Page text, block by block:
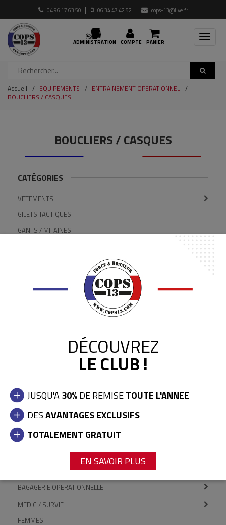
DÉCOUVREZ
LE CLUB !
JUSQU'A30%DE REMISETOUTE L'ANNEE
DESAVANTAGES EXCLUSIFS
TOTALEMENT GRATUIT
EN SAVOIR PLUS
04 96 17 63 50 06 34 47 42 52 cops-13@live.fr
PANIER
COMPTE
ADMINISTRATION
Toggle
Accueil EQUIPEMENTS
ENTRAINEMENT OPERATIONNEL
BOUCLIERS / CASQUES
BOUCLIERS / CASQUES
CATÉGORIES
VETEMENTS
GILETS TACTIQUES
GANTS / MITAINES
ACCESSOIRES ARMEMENT
RANGERS / CHAUSSURES
PORTES ACCESSOIRES
IDENTIFIANTS PROFESSIONNELS
OPTIQUES / COMMUNICATION
PROTECTIONS / DEFENSE
ENTRAINEMENT OPERATIONNEL
ARMES D’ENTRAÎNEMENT
BAGAGERIE OPERATIONNELLE
MEDIC / SURVIE
FEMMES